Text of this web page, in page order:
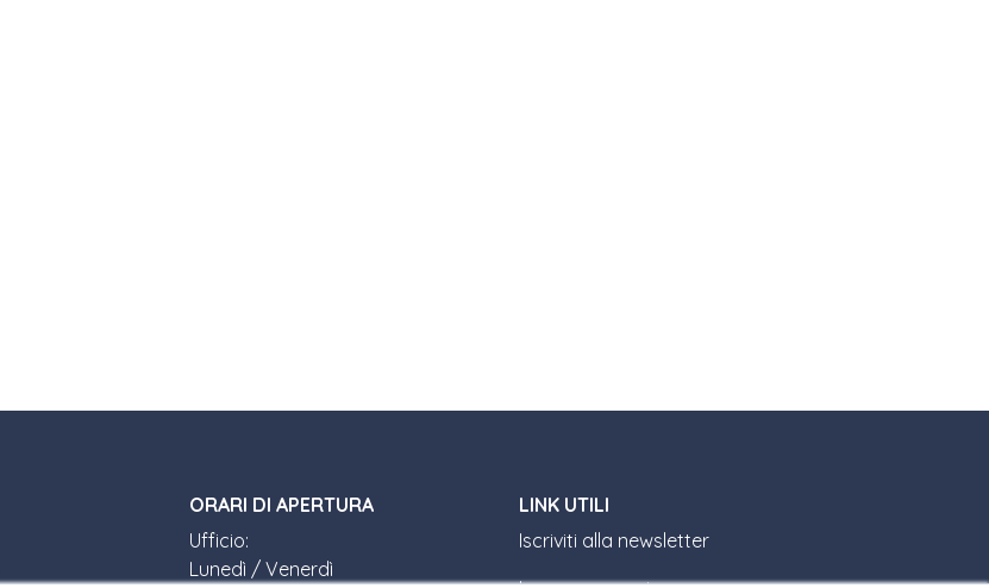
ORARI DI APERTURA
Ufficio:
Lunedì / Venerdì
LINK UTILI
Iscriviti alla newsletter